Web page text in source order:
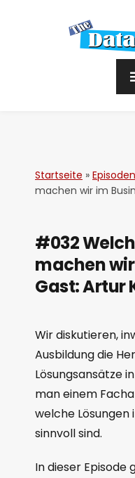
Startseite » Episoden
machen wir im
#032
machen
Gast: Artur
Wir diskutieren,
Ausbildung die
Lösungsansätze
man einem
welche
sinnvoll sind.
In dieser Episode